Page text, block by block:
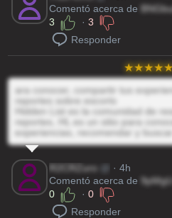
Comentó acerca de
3
·3
Responder
ara conocer, compartir tus
reportes sobre escorts
Hidden List es la comunidad de
reportes, HL es un sitio para
experiencias, recomendar y
R2CRZuro
· 4h
Comentó acerca de
9pMgU
0
·0
Responder